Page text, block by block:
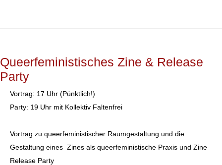
Queerfeministisches Zine & Release
Party
Vortrag: 17 Uhr (Pünktlich!)
Party: 19 Uhr mit Kollektiv Faltenfrei
Vortrag zu queerfeministischer Raumgestaltung und die
Gestaltung eines Zines als queerfeministische Praxis und Zine
Release Party